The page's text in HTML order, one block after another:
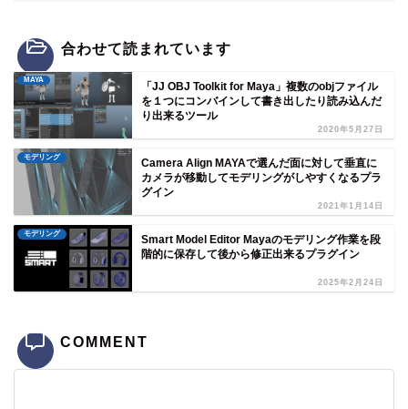
合わせて読まれています
MAYA
「JJ OBJ Toolkit for Maya」複数のobjファイル
を１つにコンバインして書き出したり読み込んだ
り出来るツール
2020年5月27日
モデリング
Camera Align MAYAで選んだ面に対して垂直に
カメラが移動してモデリングがしやすくなるプラ
グイン
2021年1月14日
モデリング
Smart Model Editor Mayaのモデリング作業を段
階的に保存して後から修正出来るプラグイン
2025年2月24日
COMMENT